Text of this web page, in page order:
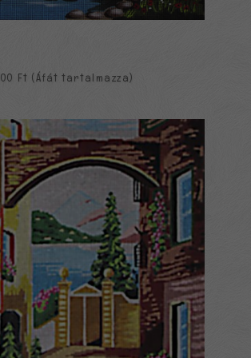
Ft Ártartomány:
7,800 Ft
(Áfát tartalmazza)